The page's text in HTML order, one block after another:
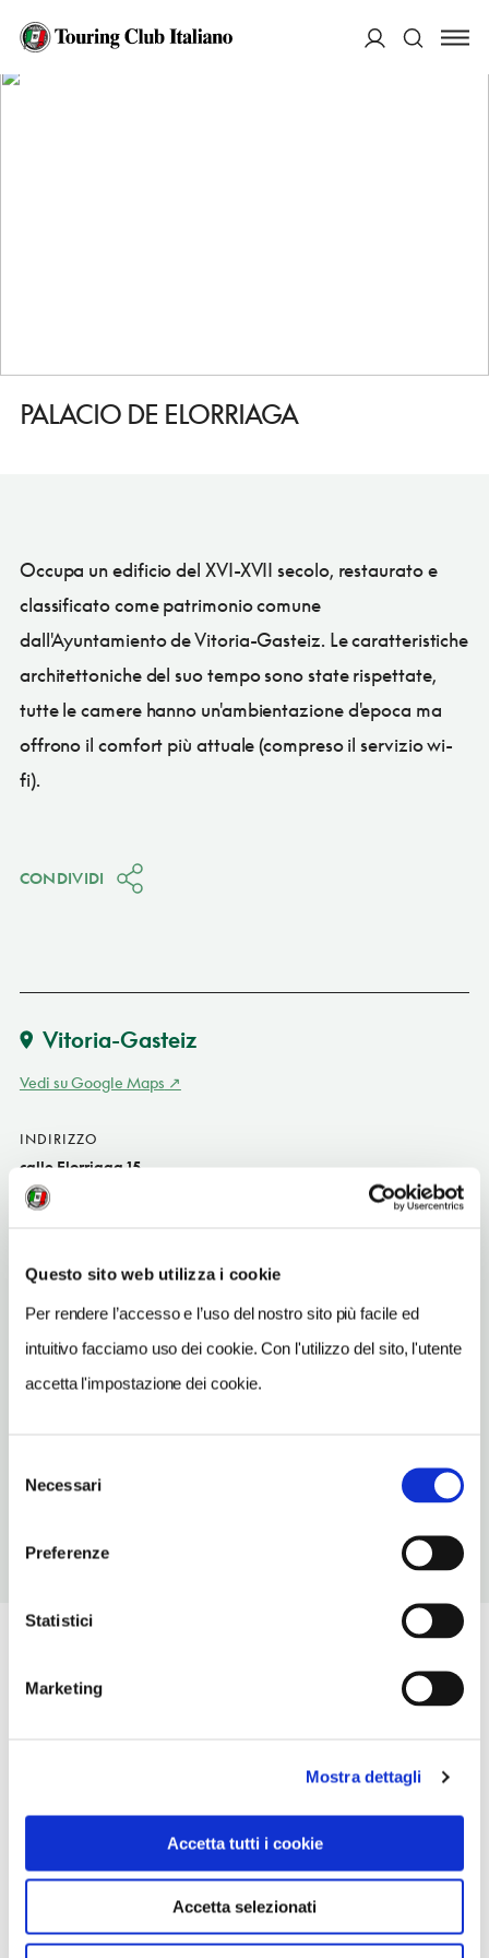
Questo sito web utilizza i cookie
Per rendere l’accesso e l’uso del nostro sito più facile ed
intuitivo facciamo uso dei cookie. Con l'utilizzo del sito, l'utente
accetta l'impostazione dei cookie.
delNecessari
Preferenze
Statistici
Marketing
Mostra dettagli
Accetta tutti i cookie
Accetta selezionati
HOME
PALACIO DE ELORRIAGA
PALACIO DE ELORRIAGA
Occupa un edificio del XVI-XVII secolo, restaurato e
classificato come patrimonio comune
dall'Ayuntamiento de Vitoria-Gasteiz. Le caratteristiche
architettoniche del suo tempo sono state rispettate,
tutte le camere hanno un'ambientazione d'epoca ma
offrono il comfort più attuale (compreso il servizio wi-
fi).
CONDIVIDI
Vitoria-Gasteiz
Vedi su Google Maps
INDIRIZZO
calle Elorriaga 15
Vitoria-Gasteiz ES
www.hotelpalacioelorriaga.com
INDIRIZZO EMAIL
TELEFONO
21